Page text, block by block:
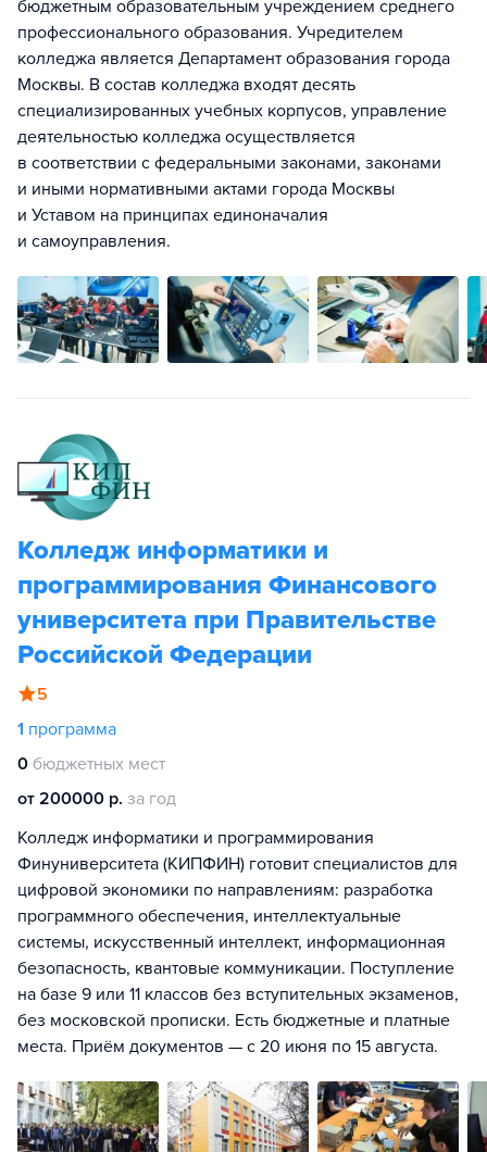
бюджетным образовательным учреждением среднего
профессионального образования. Учредителем
колледжа является Департамент образования города
Москвы. В состав колледжа входят десять
специализированных учебных корпусов, управление
деятельностью колледжа осуществляется
в соответствии с федеральными законами, законами
и иными нормативными актами города Москвы
и Уставом на принципах единоначалия
и самоуправления.
Колледж информатики и
программирования Финансового
университета при Правительстве
Российской Федерации
5
1 программа
0 бюджетных мест
от 200000 р. за год
Колледж информатики и программирования
Финуниверситета (КИПФИН) готовит специалистов для
цифровой экономики по направлениям: разработка
программного обеспечения, интеллектуальные
системы, искусственный интеллект, информационная
безопасность, квантовые коммуникации. Поступление
на базе 9 или 11 классов без вступительных экзаменов,
без московской прописки. Есть бюджетные и платные
места. Приём документов — с 20 июня по 15 августа.